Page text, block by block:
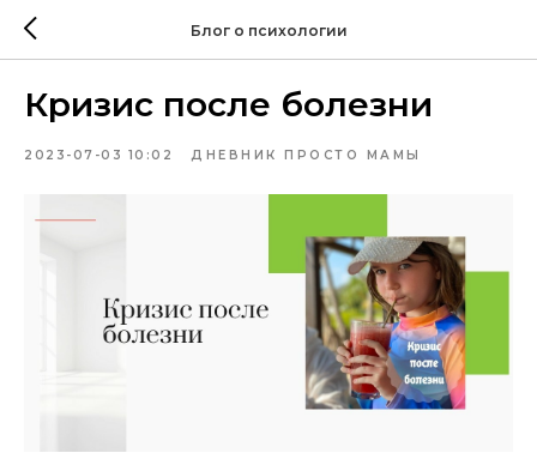
Блог о психологии
Кризис после болезни
2023-07-03 10:02 ДНЕВНИК ПРОСТО МАМЫ